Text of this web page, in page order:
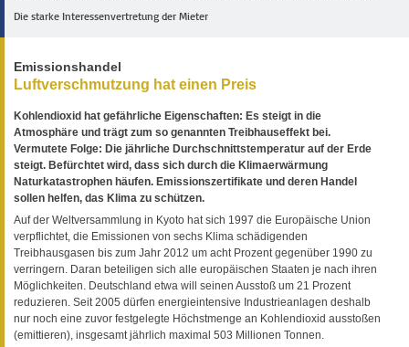
Die starke Interessenvertretung der Mieter
Emissionshandel
Luftverschmutzung hat einen Preis
Kohlendioxid hat gefährliche Eigenschaften: Es steigt in die
Atmosphäre und trägt zum so genannten Treibhauseffekt bei.
Vermutete Folge: Die jährliche Durchschnittstemperatur auf der Erde
steigt. Befürchtet wird, dass sich durch die Klimaerwärmung
Naturkatastrophen häufen. Emissionszertifikate und deren Handel
sollen helfen, das Klima zu schützen.
Auf der Weltversammlung in Kyoto hat sich 1997 die Europäische Union
verpflichtet, die Emissionen von sechs Klima schädigenden
Treibhausgasen bis zum Jahr 2012 um acht Prozent gegenüber 1990 zu
verringern. Daran beteiligen sich alle europäischen Staaten je nach ihren
Möglichkeiten. Deutschland etwa will seinen Ausstoß um 21 Prozent
reduzieren. Seit 2005 dürfen energieintensive Industrieanlagen deshalb
nur noch eine zuvor festgelegte Höchstmenge an Kohlendioxid ausstoßen
(emittieren), insgesamt jährlich maximal 503 Millionen Tonnen.